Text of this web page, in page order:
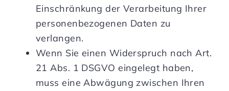
Einschränkung der Verarbeitung Ihrer
personenbezogenen Daten zu
verlangen.
Wenn Sie einen Widerspruch nach Art.
21 Abs. 1 DSGVO eingelegt haben,
muss eine Abwägung zwischen Ihren